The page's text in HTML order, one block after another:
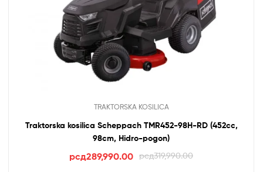
TRAKTORSKA KOSILICA
Traktorska kosilica Scheppach TMR452-98H-RD (452cc,
98cm, Hidro-pogon)
рсд319,990.00
Оригинална
рсд289,990.00Тренутна